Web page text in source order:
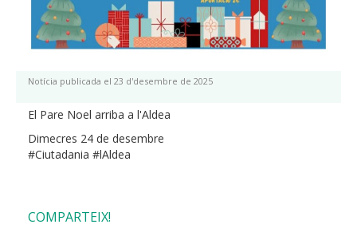
Notícia publicada el 23 d'desembre de 2025
El Pare Noel arriba a l'Aldea
Dimecres 24 de desembre
#Ciutadania #lAldea
COMPARTEIX!